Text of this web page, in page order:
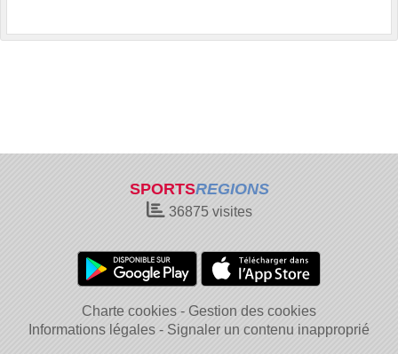
SPORTSREGIONS
36875visites
Charte cookies
Gestion des cookies
Informations légales
Signaler un contenu inapproprié